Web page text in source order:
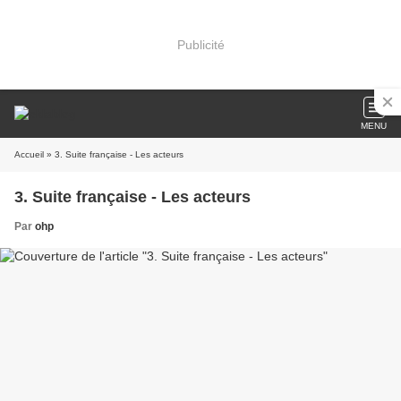
Publicité
MENU
Accueil » 3. Suite française - Les acteurs
3. Suite française - Les acteurs
Par ohp